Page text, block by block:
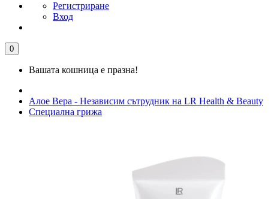
Регистриране
Вход
0
Вашата кошница е празна!
Алое Вера - Независим сътрудник на LR Health & Beauty
Специална грижа